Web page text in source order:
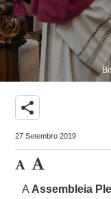
share
27 Setembro 2019
A Assembleia